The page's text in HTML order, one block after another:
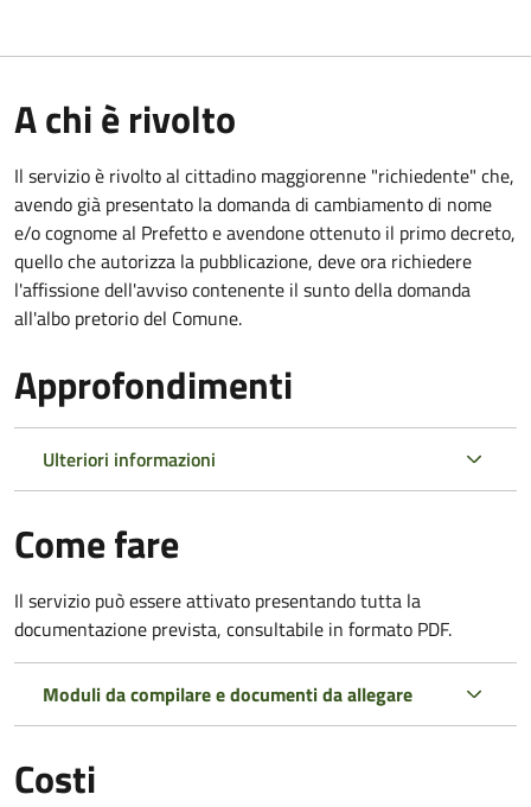
A chi è rivolto
Il servizio è rivolto al cittadino maggiorenne "richiedente" che,
avendo già presentato la domanda di cambiamento di nome
e/o cognome al Prefetto e avendone ottenuto il primo decreto,
quello che autorizza la pubblicazione, deve ora richiedere
l'affissione dell'avviso contenente il sunto della domanda
all'albo pretorio del Comune.
Approfondimenti
Ulteriori informazioni
Come fare
Il servizio può essere attivato presentando tutta la
documentazione prevista, consultabile in formato PDF.
Moduli da compilare e documenti da allegare
Costi